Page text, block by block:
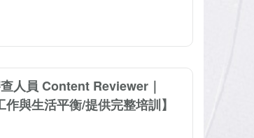
人員 Content Reviewer｜
與生活平衡/提供完整培訓】